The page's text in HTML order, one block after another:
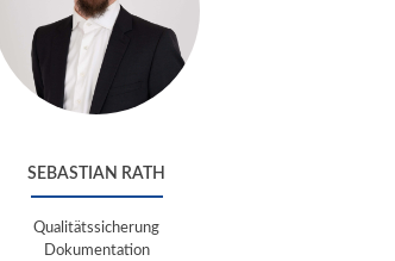
SEBASTIAN RATH
Qualitätssicherung
Dokumentation